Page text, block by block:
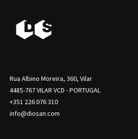
Rua Albino Moreira, 360, Vilar
4485-767 VILAR VCD - PORTUGAL
+351 226 076 310
info@diosan.com